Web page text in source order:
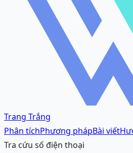
Trang Trắng
Phân tíchPhương phápBài viết
Tra cứu số điện thoại